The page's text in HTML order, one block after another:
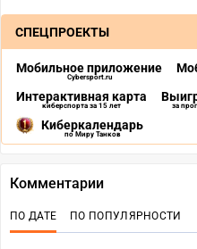
СПЕЦПРОЕКТЫ
Мобильное приложение
Cybersport.ru
Интерактивная карта
киберспорта за 15 лет за
Киберкалендарь
по Миру Танков
Комментарии
ПО ДАТЕ ПО ПОПУЛЯРНОСТИ